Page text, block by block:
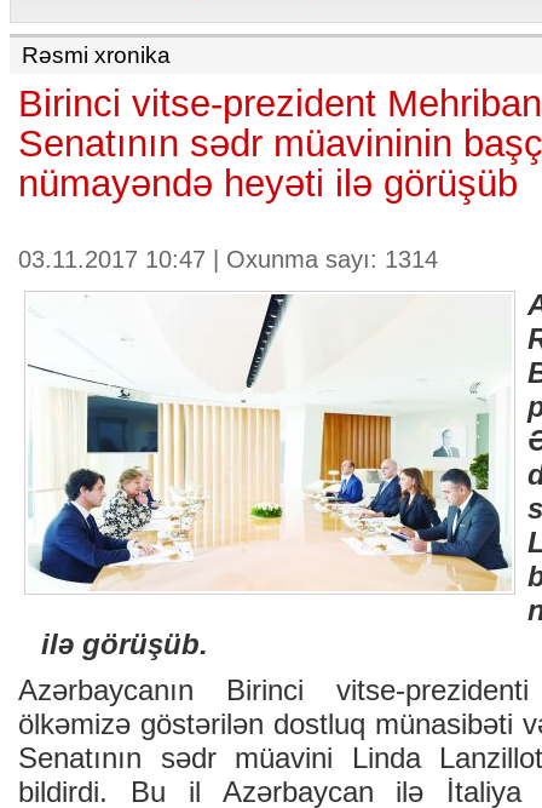
Rəsmi xronika
Birinci vitse-prezident
Senatının sədr müavininin
nümayəndə heyəti ilə görüşüb
03.11.2017 10:47 | Oxunma sayı: 1314
ilə görüşüb.
Azərbaycanın Birinci vitse-
ölkəmizə göstərilən dostluq münasibəti
Senatının sədr müavini Linda
bildirdi. Bu il Azərbaycan ilə İtaliya